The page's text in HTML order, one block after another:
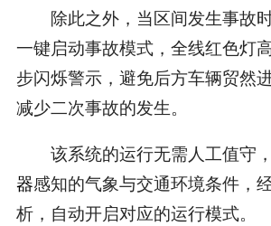
除此之外，当区间发生事故
一键启动事故模式，全线红色灯
步闪烁警示，避免后方车辆贸然
减少二次事故的发生。
该系统的运行无需人工值守
器感知的气象与交通环境条件，
析，自动开启对应的运行模式。